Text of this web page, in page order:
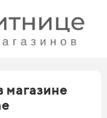
магазине